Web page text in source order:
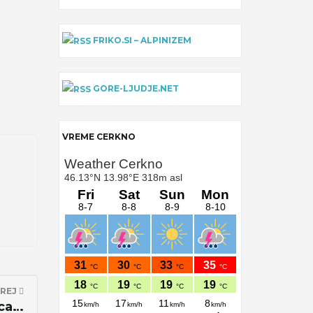
FRIKO.SI – ALPINIZEM
GORE-LJUDJE.NET
VREME CERKNO